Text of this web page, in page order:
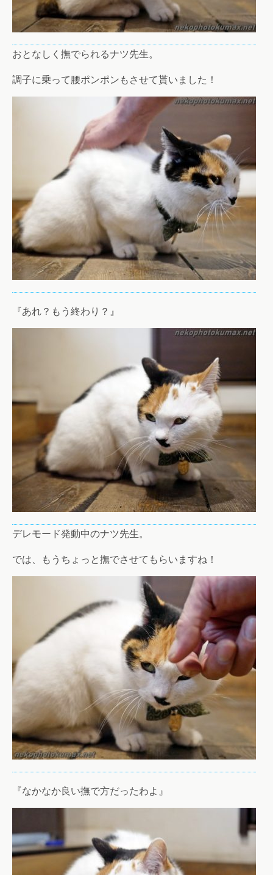
おとなしく撫でられるナツ先生。
調子に乗って腰ポンポンもさせて貰いました！
『あれ？もう終わり？』
デレモード発動中のナツ先生。
では、もうちょっと撫でさせてもらいますね！
『なかなか良い撫で方だったわよ』